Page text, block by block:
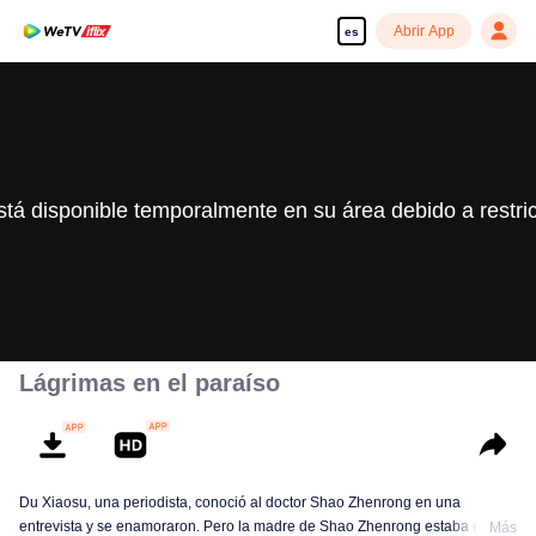
es Abrir App
disponible temporalmente en su área debido a
Lágrimas en el paraíso
Du Xiaosu, una periodista, conoció al doctor Shao Zhenrong en una
entrevista y se enamoraron. Pero la madre de Shao Zhenrong estaba en
Más